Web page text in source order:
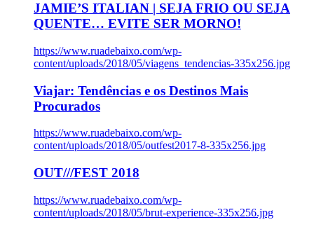
JAMIE’S ITALIAN | SEJA FRIO OU SEJA
QUENTE… EVITE SER MORNO!
https://www.ruadebaixo.com/wp-
content/uploads/2018/05/viagens_tendencias-335x256.jpg
Viajar: Tendências e os Destinos Mais
Procurados
https://www.ruadebaixo.com/wp-
content/uploads/2018/05/outfest2017-8-335x256.jpg
OUT///FEST 2018
https://www.ruadebaixo.com/wp-
content/uploads/2018/05/brut-experience-335x256.jpg